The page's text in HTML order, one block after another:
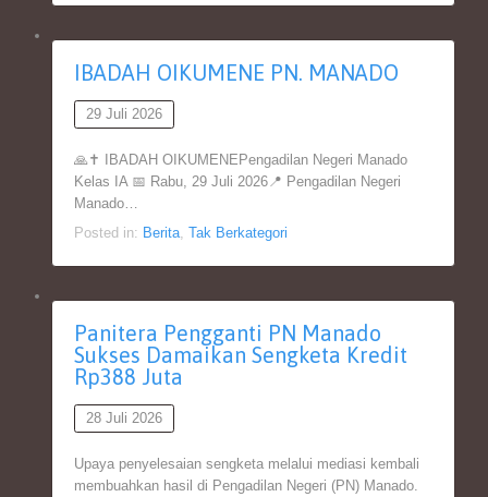
IBADAH OIKUMENE PN. MANADO
29 Juli 2026
🙏✝️ IBADAH OIKUMENEPengadilan Negeri Manado
Kelas IA 📅 Rabu, 29 Juli 2026📍 Pengadilan Negeri
Manado…
Posted in: Berita, Tak Berkategori
Panitera Pengganti PN Manado
Sukses Damaikan Sengketa Kredit
Rp388 Juta
28 Juli 2026
Upaya penyelesaian sengketa melalui mediasi kembali
membuahkan hasil di Pengadilan Negeri (PN) Manado.